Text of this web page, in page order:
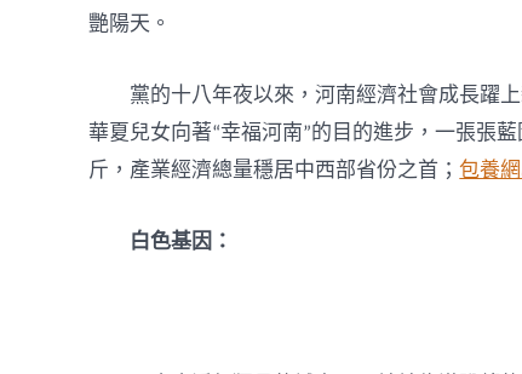
艷陽天。
黨的十八年夜以來，河南經濟社會成長躍
華夏兒女向著“幸福河南”的目的進步，一張張
斤，產業經濟總量穩居中西部省份之首；包養
白色基因：